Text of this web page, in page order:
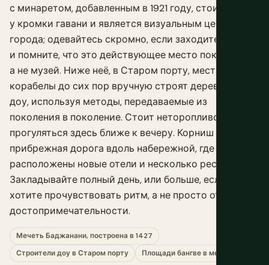
с минаретом, добавленным в 1921 году, стоит прямо
у кромки гавани и является визуальным центром
города; одевайтесь скромно, если заходите внутрь,
и помните, что это действующее место поклонения,
а не музей. Ниже неё, в Старом порту, местные
корабелы до сих пор вручную строят деревянные
доу, используя методы, передаваемые из
поколения в поколение. Стоит неторопливо
прогуляться здесь ближе к вечеру. Корниш —
прибрежная дорога вдоль набережной, где
расположены новые отели и несколько ресторанов.
Закладывайте полный день, или больше, если
хотите прочувствовать ритм, а не просто отмечать
достопримечательности.
Мечеть Баджанани, построена в 1427
Строители доу в Старом порту
Площади бангве в медине